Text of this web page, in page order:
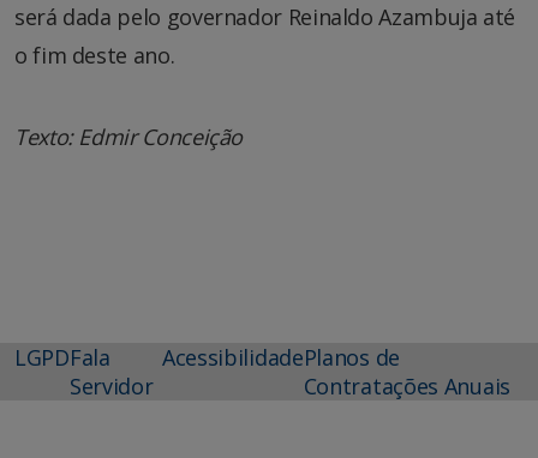
será dada pelo governador Reinaldo Azambuja até
o fim deste ano.
Texto: Edmir Conceição
LGPDFala
Servidor
AcessibilidadePlanos de
Contratações Anuais